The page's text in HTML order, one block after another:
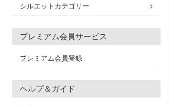
シルエットカテゴリー
プレミアム会員サービス
プレミアム会員登録
ヘルプ＆ガイド